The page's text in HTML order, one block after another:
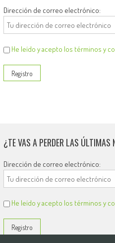
Dirección de correo electrónico:
He leído y acepto los términos y
¿TE VAS A PERDER LAS ÚLTIMAS
Dirección de correo electrónico:
He leído y acepto los términos y